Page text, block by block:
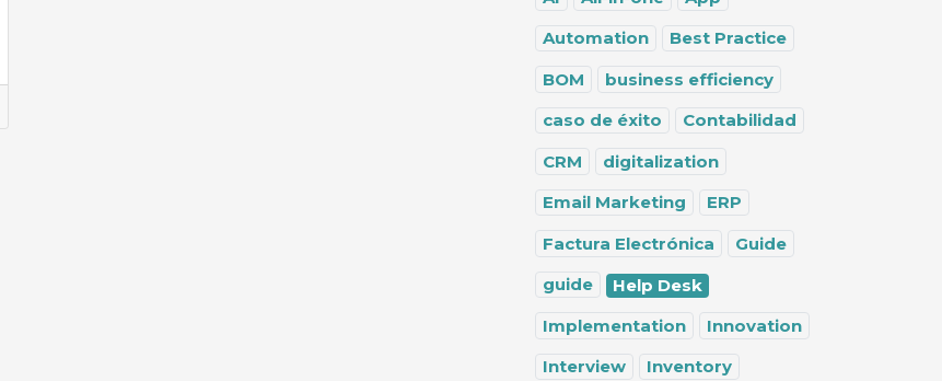
Automation
Best Practice
BOM
business efficiency
caso de éxito
Contabilidad
CRM
digitalization
Email Marketing
ERP
Factura Electrónica
Guide
guide
Help Desk
Implementation
Innovation
Interview
Inventory